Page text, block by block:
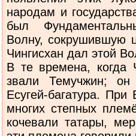
народам и
был
Волну, сокрушившую
Чингисхан дал этой
В те времена, когда
звали Темучжин;
Есугей-багатура.
многих степных
кочевали татары,